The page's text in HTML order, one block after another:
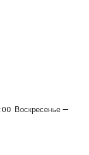
Воскресенье —